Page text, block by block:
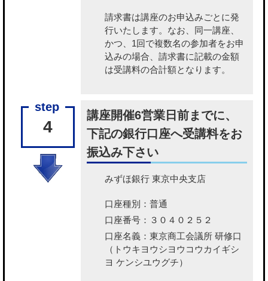
請求書は講座のお申込みごとに発
行いたします。なお、同一講座、
かつ、1回で複数名の参加者をお申
込みの場合、請求書に記載の金額
は受講料の合計額となります。
4
講座開催6営業日前までに、
下記の銀行口座へ受講料をお
振込み下さい
みずほ銀行 東京中央支店
口座種別：普通
口座番号：３０４０２５２
口座名義：東京商工会議所 研修口
（トウキヨウシヨウコウカイギシ
ヨ ケンシユウグチ）